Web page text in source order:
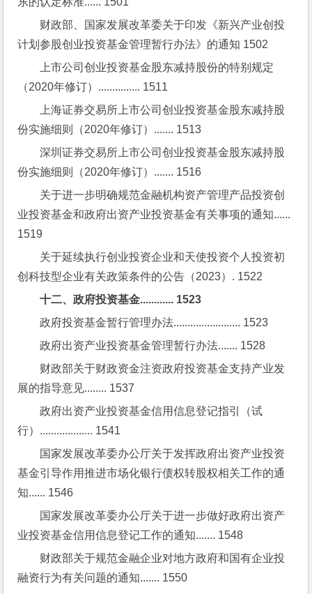
财政部、国家发展改革委关于印发《新兴产业创投
计划参股创业投资基金管理暂行办法》的通知 1502
上市公司创业投资基金股东减持股份的特别规定
（2020年修订）............... 1511
上海证券交易所上市公司创业投资基金股东减持股
份实施细则（2020年修订）....... 1513
深圳证券交易所上市公司创业投资基金股东减持股
份实施细则（2020年修订）....... 1516
关于进一步明确规范金融机构资产管理产品投资创
业投资基金和政府出资产业投资基金有关事项的通知......
1519
关于延续执行创业投资企业和天使投资个人投资初
创科技型企业有关政策条件的公告（2023）. 1522
十二、政府投资基金............ 1523
政府投资基金暂行管理办法........................ 1523
政府出资产业投资基金管理暂行办法....... 1528
财政部关于财政资金注资政府投资基金支持产业发
展的指导意见........ 1537
政府出资产业投资基金信用信息登记指引（试
行）................... 1541
国家发展改革委办公厅关于发挥政府出资产业投资
基金引导作用推进市场化银行债权转股权相关工作的通
知...... 1546
国家发展改革委办公厅关于进一步做好政府出资产
业投资基金信用信息登记工作的通知....... 1548
财政部关于规范金融企业对地方政府和国有企业投
融资行为有关问题的通知....... 1550